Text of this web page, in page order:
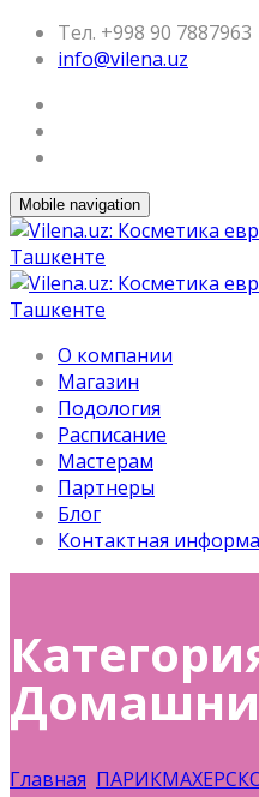
Тел. +998 90 7887963
info@vilena.uz
Mobile navigation
О компании
Магазин
Подология
Расписание
Мастерам
Партнеры
Блог
Контактная
Главная